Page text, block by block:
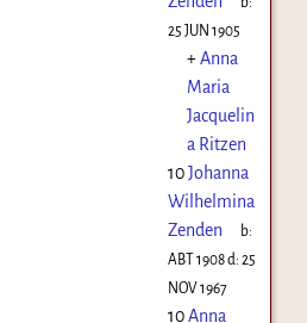
25 JUN 1905
+Anna
Maria
Jacquelin
a Ritzen
10Johanna
Wilhelmina
Zenden
b:
ABT 1908d: 25
NOV 1967
10Anna